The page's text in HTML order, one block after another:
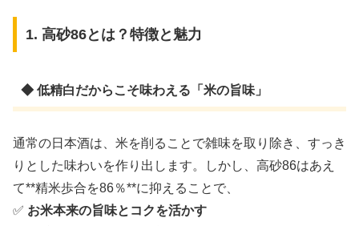
1. 高砂86とは？特徴と魅力
◆ 低精白だからこそ味わえる「米の旨味」
通常の日本酒は、米を削ることで雑味を取り除き、すっき
りとした味わいを作り出します。しかし、高砂86はあえ
て**精米歩合を86％**に抑えることで、
✅ お米本来の旨味とコクを活かす